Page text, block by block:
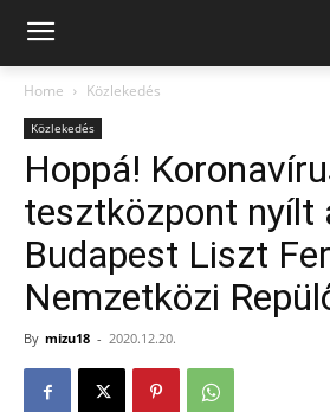
Home Közlekedés
Közlekedés
Hoppá!
tesztközpont nyílt
Budapest Liszt
Nemzetközi
By mizu18 - 2020.12.20.